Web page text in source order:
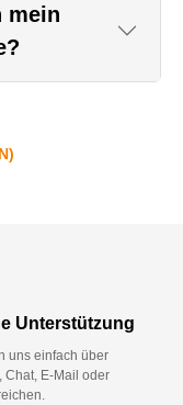
mein
Unterstützung
uns einfach über
Chat, E-Mail oder